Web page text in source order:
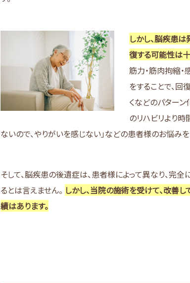
しかし、脳疾患
復する可能性は
筋力・筋肉拘縮・
をすることで、回
くなどのパターン
のリハビリより
ないので、やりがいを感じない」などの患者様のお悩みを
そして、脳疾患の後遺症は、患者様によって異なり、完全
るとは言えません。 しかし、当院の施術を受けて、改善し
績はあります。